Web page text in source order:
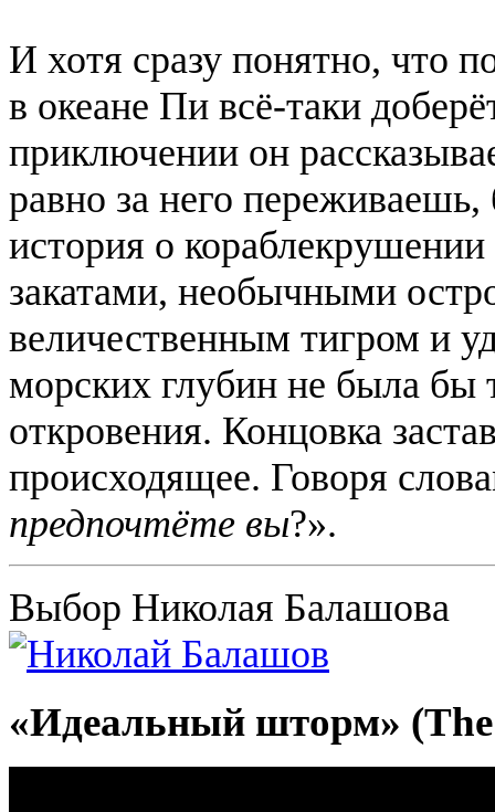
И хотя сразу понятно, что
в океане Пи всё-таки
приключении он
равно за него
история о
закатами, необычными
величественным тигром и
морских глубин не была бы
откровения. Концовка
происходящее. Говоря
предпочтёте вы?».
Выбор Николая Балашова
«Идеальный шторм» (The